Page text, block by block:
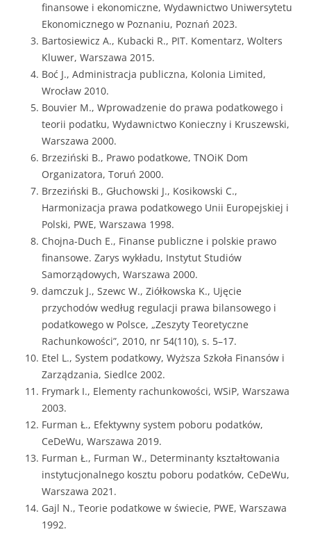
finansowe i ekonomiczne, Wydawnictwo Uniwersytetu
Ekonomicznego w Poznaniu, Poznań 2023.
Bartosiewicz A., Kubacki R., PIT. Komentarz, Wolters
Kluwer, Warszawa 2015.
Boć J., Administracja publiczna, Kolonia Limited,
Wrocław 2010.
Bouvier M., Wprowadzenie do prawa podatkowego i
teorii podatku, Wydawnictwo Konieczny i Kruszewski,
Warszawa 2000.
Brzeziński B., Prawo podatkowe, TNOiK Dom
Organizatora, Toruń 2000.
Brzeziński B., Głuchowski J., Kosikowski C.,
Harmonizacja prawa podatkowego Unii Europejskiej i
Polski, PWE, Warszawa 1998.
Chojna-Duch E., Finanse publiczne i polskie prawo
finansowe. Zarys wykładu, Instytut Studiów
Samorządowych, Warszawa 2000.
damczuk J., Szewc W., Ziółkowska K., Ujęcie
przychodów według regulacji prawa bilansowego i
podatkowego w Polsce, „Zeszyty Teoretyczne
Rachunkowości”, 2010, nr 54(110), s. 5–17.
Etel L., System podatkowy, Wyższa Szkoła Finansów i
Zarządzania, Siedlce 2002.
Frymark I., Elementy rachunkowości, WSiP, Warszawa
2003.
Furman Ł., Efektywny system poboru podatków,
CeDeWu, Warszawa 2019.
Furman Ł., Furman W., Determinanty kształtowania
instytucjonalnego kosztu poboru podatków, CeDeWu,
Warszawa 2021.
Gajl N., Teorie podatkowe w świecie, PWE, Warszawa
1992.